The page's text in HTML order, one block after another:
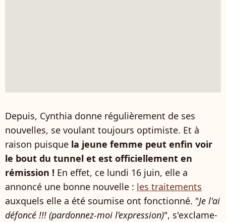
Depuis, Cynthia donne régulièrement de ses
nouvelles, se voulant toujours optimiste. Et à
raison puisque la jeune femme peut enfin voir
le bout du tunnel et est officiellement en
rémission ! En effet, ce lundi 16 juin, elle a
annoncé une bonne nouvelle : les traitements
auxquels elle a été soumise ont fonctionné. "Je l'ai
défoncé !!! (pardonnez-moi l’expression)", s'exclame-